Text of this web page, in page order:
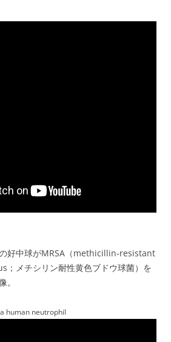
好中球がMRSA（methicillin‐resistant
メチシリン耐性黄色ブドウ球菌）を
。
human neutrophil